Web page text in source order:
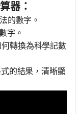
器：
的數字。
字。
轉換為科學記數
的結果，清晰顯